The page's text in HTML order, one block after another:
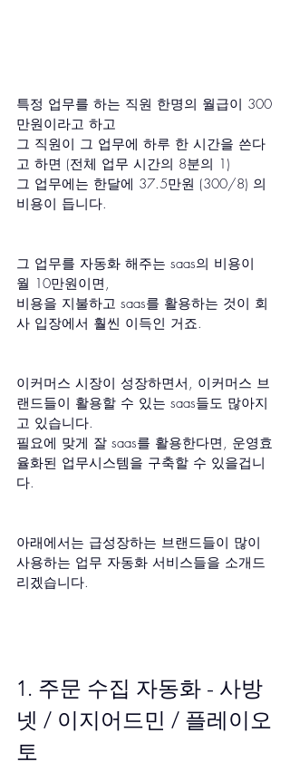
특정 업무를 하는 직원 한명의 월급이 300
만원이라고 하고
그 직원이 그 업무에 하루 한 시간을 쓴다
고 하면 (전체 업무 시간의 8분의 1)
그 업무에는 한달에 37.5만원 (300/8) 의
비용이 듭니다.
그 업무를 자동화 해주는 saas의 비용이
월 10만원이면,
비용을 지불하고 saas를 활용하는 것이 회
사 입장에서 훨씬 이득인 거죠.
이커머스 시장이 성장하면서, 이커머스 브
랜드들이 활용할 수 있는 saas들도 많아지
고 있습니다.
필요에 맞게 잘 saas를 활용한다면, 운영효
율화된 업무시스템을 구축할 수 있을겁니
다.
아래에서는 급성장하는 브랜드들이 많이
사용하는 업무 자동화 서비스들을 소개드
리겠습니다.
1. 주문 수집 자동화 - 사방
넷 / 이지어드민 / 플레이오
토